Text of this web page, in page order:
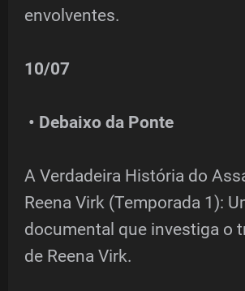
envolventes.
10/07
• Debaixo da Ponte
A Verdadeira História do
Reena Virk (Temporada 1):
documental que investiga o
de Reena Virk.